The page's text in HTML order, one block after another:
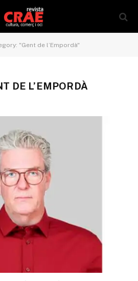
"Gent de l’Empordà"
DE L’EMPORDÀ